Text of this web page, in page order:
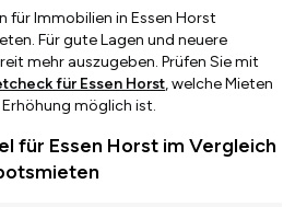
für Immobilien in Essen Horst
Für gute Lagen und neuere
mehr auszugeben. Prüfen Sie mit
für Essen Horst, welche Mieten
möglich ist.
für Essen Horst im Vergleich